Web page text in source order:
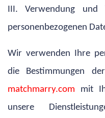
III. Verwendung und
personenbezogenen
Wir verwenden Ihre
die Bestimmungen
matchmarry.com mit
unsere